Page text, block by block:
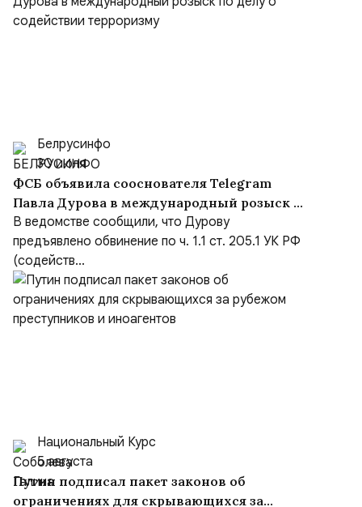
Белрусинфо
30 июля
ФСБ объявила сооснователя Telegram
Павла Дурова в международный розыск по
делу о содействии терроризму
В ведомстве сообщили, что Дурову
предъявлено обвинение по ч. 1.1 ст. 205.1 УК РФ
(содейств...
Национальный Курс
5 августа
Путин подписал пакет законов об
ограничениях для скрывающихся за